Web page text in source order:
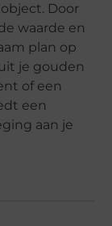
Door
waarde en
plan op
je gouden
of een
een
aan je